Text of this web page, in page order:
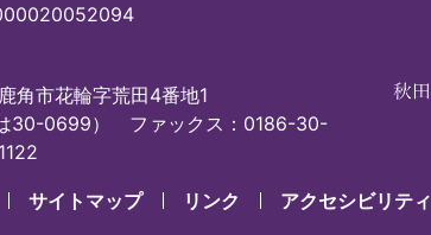
角市花輪字荒田4番地1
30-0699）
ファックス：0186-30-
1122
サイトマップ リンク アクセシビリティ